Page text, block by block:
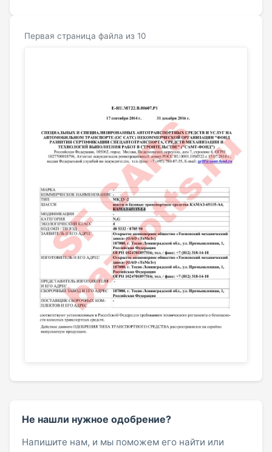
Первая страница файла из 10
Не нашли нужное одобрение?
Напишите нам, и мы поможем его найти или